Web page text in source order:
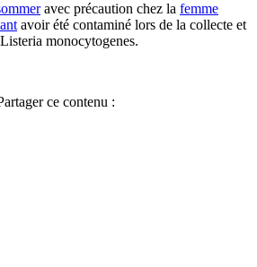
avec précaution chez la femme
avoir été contaminé lors de la collecte et
monocytogenes.
ce contenu :